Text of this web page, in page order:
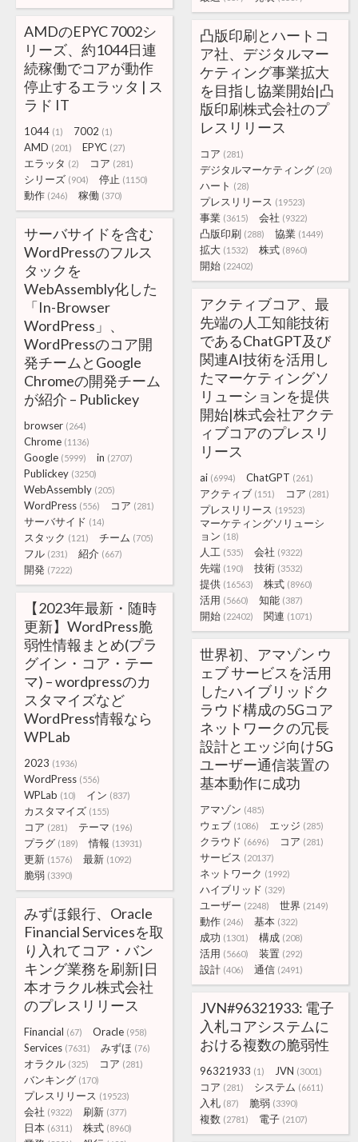
AMDのEPYC 7002シ
リーズ、約1044日連
続稼働でコアが動作
停止するエラッタ | ス
ラド IT
1044 (1) 7002 (1)
AMD (201) EPYC (27)
エラッタ (2) コア (281)
シリーズ (904) 停止 (1150)
動作 (246) 稼働 (370)
凸版印刷とハートコ
ア社、デジタルマー
ケティング事業拡大
を目指し協業開始|凸
版印刷株式会社のプ
レスリリース
コア (281)
デジタルマーケティング (20)
ハート (28)
プレスリリース (19523)
事業 (3615) 会社 (9322)
凸版印刷 (288) 協業 (1449)
拡大 (1532) 株式 (8960)
開始 (22402)
サーバサイドを含む
WordPressのフルス
タックを
WebAssembly化した
「In-Browser
WordPress」、
WordPressのコア開
発チームとGoogle
Chromeの開発チーム
が紹介 – Publickey
browser (264)
Chrome (1136)
Google (5999) in (2707)
Publickey (3250)
WebAssembly (205)
WordPress (556) コア (281)
サーバサイド (14)
スタック (121) チーム (705)
フル (231) 紹介 (667)
開発 (7222)
アクティブコア、最
先端の人工知能技術
であるChatGPT及び
関連AI技術を活用し
たマーケティングソ
リューションを提供
開始|株式会社アクテ
ィブコアのプレスリ
リース
ai (6994) ChatGPT (261)
アクティブ (151) コア (281)
プレスリリース (19523)
マーケティングソリューシ
ョン (18)
人工 (535) 会社 (9322)
先端 (190) 技術 (3532)
提供 (16563) 株式 (8960)
活用 (5660) 知能 (387)
開始 (22402) 関連 (1071)
【2023年最新・随時
更新】WordPress脆
弱性情報まとめ(プラ
グイン・コア・テー
マ) – wordpressのカ
スタマイズなど
WordPress情報なら
WPLab
2023 (1936)
WordPress (556)
WPLab (10) イン (837)
カスタマイズ (155)
コア (281) テーマ (196)
プラグ (189) 情報 (13931)
更新 (1576) 最新 (1092)
脆弱 (3390)
世界初、アマゾン ウ
ェブ サービスを活用
したハイブリッドク
ラウド構成の5Gコア
ネットワークの冗長
設計とエッジ向け5G
ユーザー通信装置の
基本動作に成功
アマゾン (485)
ウェブ (1086) エッジ (285)
クラウド (6696) コア (281)
サービス (20137)
ネットワーク (1992)
ハイブリッド (329)
ユーザー (2248) 世界 (2149)
動作 (246) 基本 (322)
成功 (1301) 構成 (208)
活用 (5660) 装置 (292)
設計 (406) 通信 (2491)
みずほ銀行、Oracle
Financial Servicesを取
り入れてコア・バン
キング業務を刷新|日
本オラクル株式会社
のプレスリリース
Financial (67) Oracle (958)
Services (7631) みずほ (76)
オラクル (325) コア (281)
バンキング (170)
プレスリリース (19523)
会社 (9322) 刷新 (377)
日本 (6311) 株式 (8960)
JVN#96321933: 電子
入札コアシステムに
おける複数の脆弱性
96321933 (1) JVN (3001)
コア (281) システム (6611)
入札 (87) 脆弱 (3390)
複数 (2781) 電子 (2107)